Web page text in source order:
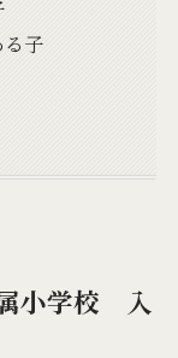
子
小学校 入